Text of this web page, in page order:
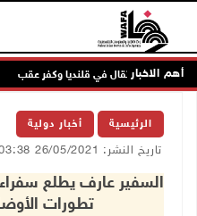
أهم الاخبار
والاعتقال في قلنديا وكفر عقب
الرئيسية أخبار دولية
تاريخ النشر: 26/05/2021 03:38 م
السفير عارف يطلع سفراء
تطورات